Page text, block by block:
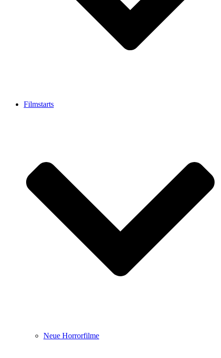
Filmstarts
Neue Horrorfilme